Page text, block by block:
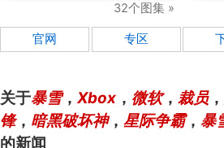
32个图集 »
官网 专区
关于暴雪， Xbox ， 微软， 裁员，
锋， 暗黑破坏神， 星际争霸， 暴
的新闻